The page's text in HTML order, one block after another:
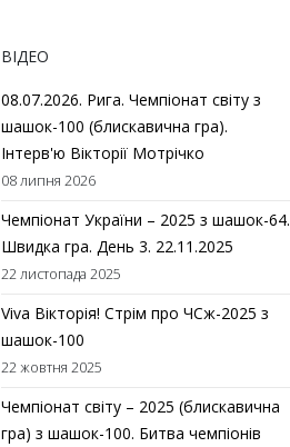
ВІДЕО
08.07.2026. Рига. Чемпіонат світу з
шашок-100 (блискавична гра).
Інтерв'ю Вікторії Мотрічко
08 липня 2026
Чемпіонат України – 2025 з шашок-64.
Швидка гра. День 3. 22.11.2025
22 листопада 2025
Viva Вікторія! Стрім про ЧСж-2025 з
шашок-100
22 жовтня 2025
Чемпіонат світу – 2025 (блискавична
гра) з шашок-100. Битва чемпіонів